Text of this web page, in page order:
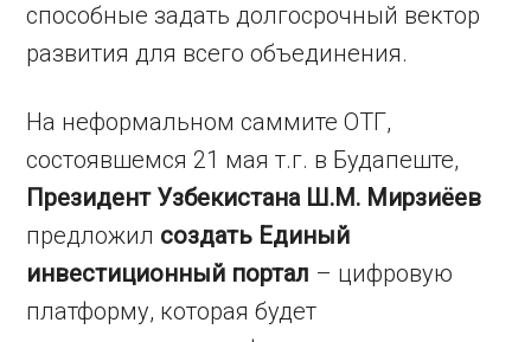
способные задать долгосрочный вектор
развития для всего объединения.
На неформальном саммите ОТГ,
состоявшемся 21 мая т.г. в Будапеште,
Президент Узбекистана Ш.М. Мирзиёев
предложил создать Единый
инвестиционный портал – цифровую
платформу, которая будет